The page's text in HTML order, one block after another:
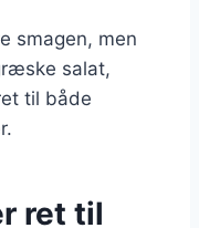
smagen, men
salat,
til både
ret til